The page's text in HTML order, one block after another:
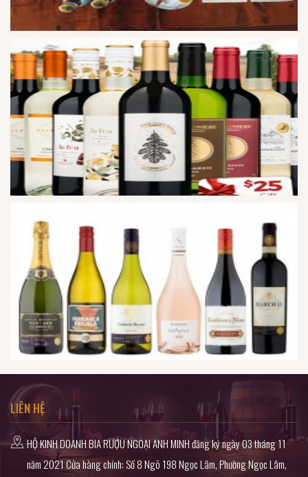
LIÊN HỆ
HỘ KINH DOANH BIA RƯỢU NGOẠI ANH MINH đăng ký ngày 03 tháng 11
năm 2021 Cửa hàng chính: Số 8 Ngõ 198 Ngọc Lâm, Phường Ngọc Lâm,